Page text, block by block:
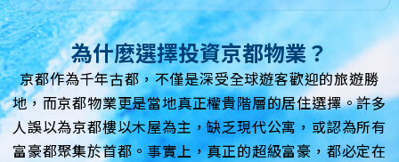
為什麼選擇投資京都物業？
京都作為千年古都，不僅是深受全球遊客歡迎的旅遊勝
地，而京都物業更是當地真正權貴階層的居住選擇。許多
人誤以為京都樓以木屋為主，缺乏現代公寓，或認為所有
富豪都聚集於首都。事實上，真正的超級富豪，都必定在